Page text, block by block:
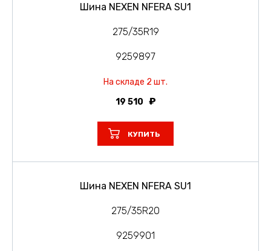
Шина NEXEN NFERA SU1
275/35R19
9259897
На складе 2 шт.
19 510
КУПИТЬ
Шина NEXEN NFERA SU1
275/35R20
9259901